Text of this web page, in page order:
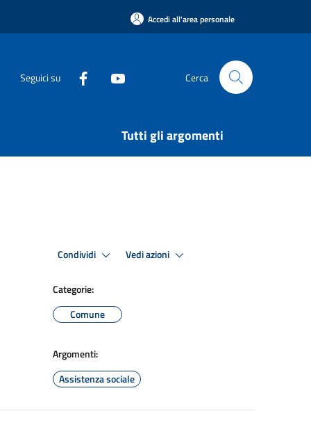
Accedi all'area personale
Seguici su Cerca
Tutti gli argomenti
Condividi Vedi azioni
Categorie:
Comune
Argomenti:
Assistenza sociale